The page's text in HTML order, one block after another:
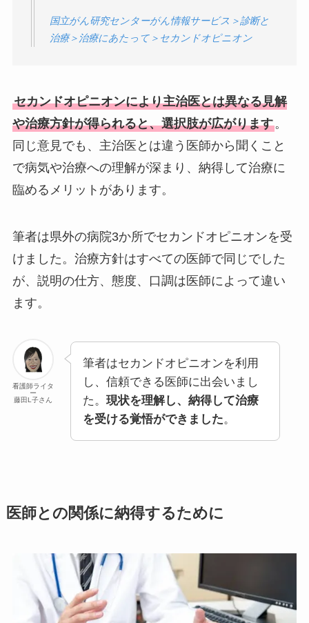
国立がん研究センターがん情報サービス＞診断と
治療＞治療にあたって＞セカンドオピニオン
セカンドオピニオンにより主治医とは異なる見解
や治療方針が得られると、選択肢が広がります。
同じ意見でも、主治医とは違う医師から聞くこと
で病気や治療への理解が深まり、納得して治療に
臨めるメリットがあります。
筆者は県外の病院3か所でセカンドオピニオンを受
けました。治療方針はすべての医師で同じでした
が、説明の仕方、態度、口調は医師によって違い
ます。
看護師ライタ
ー
藤田L子さん
筆者はセカンドオピニオンを利用
し、信頼できる医師に出会いまし
た。 現状を理解し、納得して治療
を受ける覚悟ができました。
医師との関係に納得するために